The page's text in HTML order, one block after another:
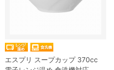
エスプリ スープカップ 370cc